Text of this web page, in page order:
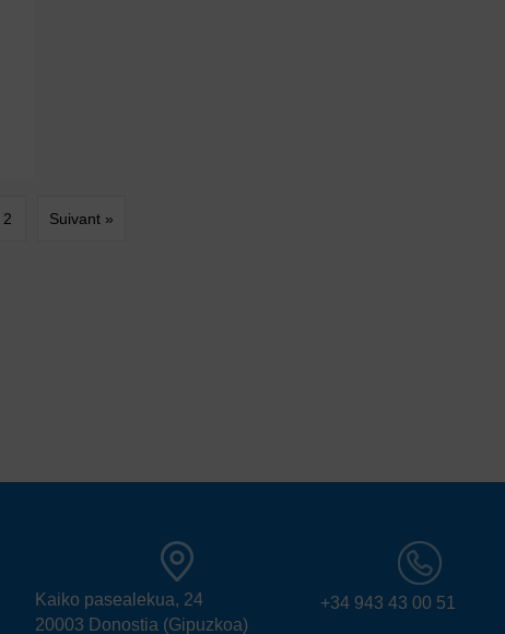
2 Suivant »
Kaiko pasealekua, 24
20003 Donostia (Gipuzkoa)
+34 943 43 00 51